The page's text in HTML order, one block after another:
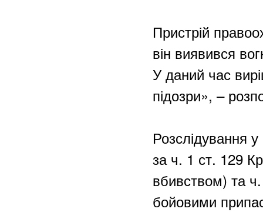
Пристрій
він виявився
У даний час
підозри», –
Розслідування
за ч. 1 ст. 129
вбивством) та
бойовими